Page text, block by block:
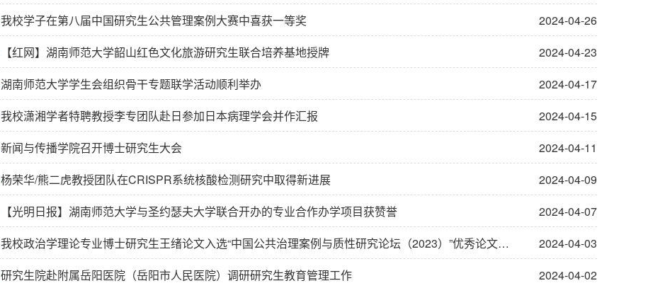
2024-04-26
我校学子在第八届中国研究生公共管理案例大赛中喜获一等奖
2024-04-23
【红网】湖南师范大学韶山红色文化旅游研究生联合培养基地授牌
2024-04-17
湖南师范大学学生会组织骨干专题联学活动顺利举办
2024-04-15
我校潇湘学者特聘教授李专团队赴日参加日本病理学会并作汇报
2024-04-11
新闻与传播学院召开博士研究生大会
2024-04-09
杨荣华/熊二虎教授团队在CRISPR系统核酸检测研究中取得新进展
2024-04-07
【光明日报】湖南师范大学与圣约瑟夫大学联合开办的专业合作办学项目获赞誉
2024-04-03
我校政治学理论专业博士研究生王绪论文入选“中国公共治理案例与质性研究论坛（2023）”优秀论文并做会议发言
2024-04-02
研究生院赴附属岳阳医院（岳阳市人民医院）调研研究生教育管理工作